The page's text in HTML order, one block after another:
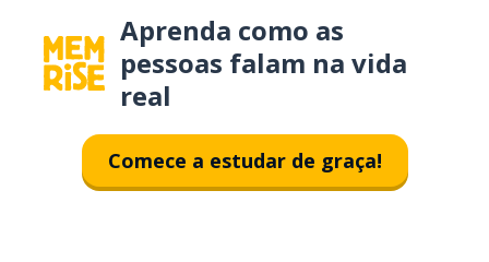
Aprenda como as
pessoas falam na vida
real
Comece a estudar de graça!